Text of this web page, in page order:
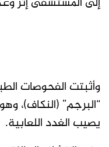
وأثبتت الفحوصات
“البرجم” (النكاف)،
يصيب الغدد اللعابية.